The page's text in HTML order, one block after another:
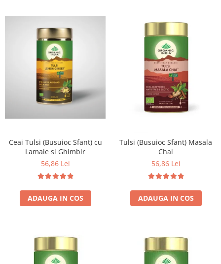
Ceai Tulsi (Busuioc Sfant) cu
Lamaie si Ghimbir
56,86 Lei
ADAUGA IN COS
Tulsi (Busuioc Sfant) Masala
Chai
56,86 Lei
ADAUGA IN COS